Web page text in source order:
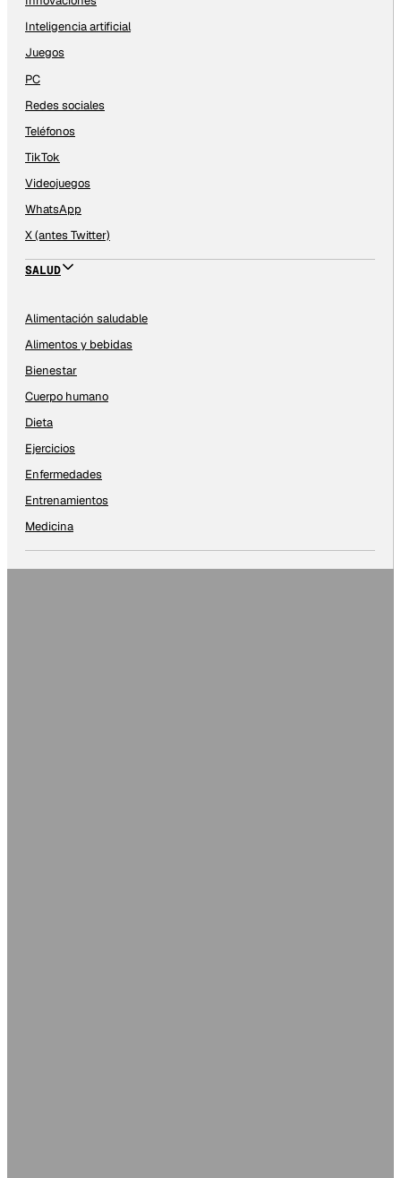
Inteligencia artificial
Juegos
PC
Redes sociales
Teléfonos
TikTok
Videojuegos
WhatsApp
X (antes Twitter)
SALUD
Alimentación saludable
Alimentos y bebidas
Bienestar
Cuerpo humano
Dieta
Ejercicios
Enfermedades
Entrenamientos
Medicina